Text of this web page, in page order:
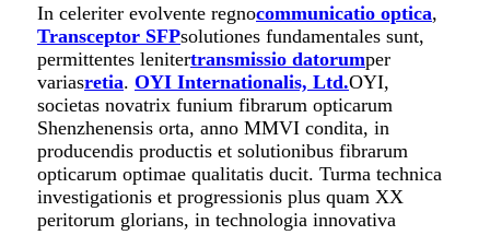
In celeriter evolvente regnocommunicatio optica,
Transceptor SFPsolutiones fundamentales sunt,
permittentes lenitertransmissio datorumper
variasretia. OYI Internationalis, Ltd.OYI,
societas novatrix funium fibrarum opticarum
Shenzhenensis orta, anno MMVI condita, in
producendis productis et solutionibus fibrarum
opticarum optimae qualitatis ducit. Turma technica
investigationis et progressionis plus quam XX
peritorum glorians, in technologia innovativa